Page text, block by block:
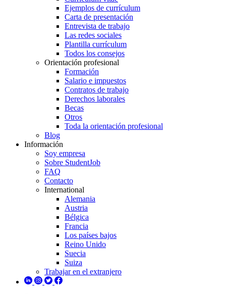
Ejemplos de currículum
Carta de presentación
Entrevista de trabajo
Las redes sociales
Plantilla currículum
Todos los consejos
Orientación profesional
Formación
Salario e impuestos
Contratos de trabajo
Derechos laborales
Becas
Otros
Toda la orientación profesional
Blog
Información
Soy empresa
Sobre StudentJob
FAQ
Contacto
International
Alemania
Austria
Bélgica
Francia
Los países bajos
Reino Unido
Suecia
Suiza
Trabajar en el extranjero